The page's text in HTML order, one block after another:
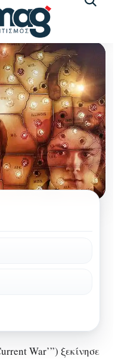
War’”) ξεκίνησε